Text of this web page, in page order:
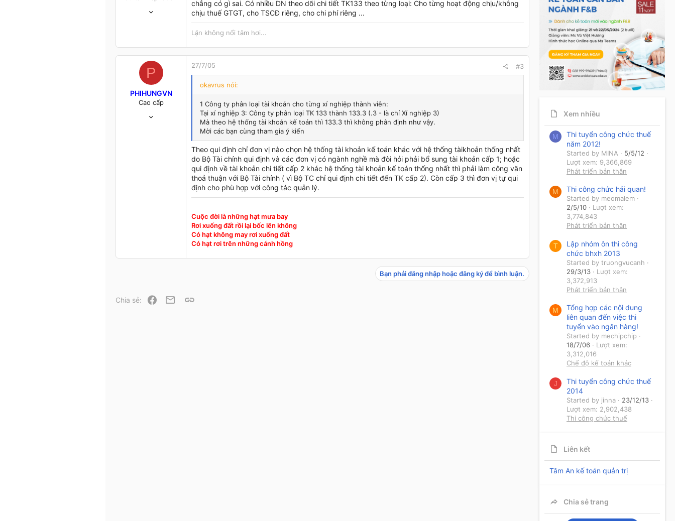
Goooogle
chẳng có gì sai. Có nhiều DN theo dõi chi tiết TK133 theo từng loại: Cho từng hoạt động chịu/không
chịu thuế GTGT, cho TSCĐ riêng, cho chi phí riêng ...
Lặn không nổi tăm hơi...
P
PHIHUNGVN
Cao cấp
27/7/05 #3
okavrus nói:
1 Công ty phân loại tài khoản cho từng xí nghiệp thành viên:
Tại xí nghiệp 3: Công ty phân loại TK 133 thành 133.3 (.3 - là chỉ Xí nghiệp 3)
Mà theo hệ thống tài khoản kế toán thì 133.3 thì không phân định như vậy.
Mời các bạn cùng tham gia ý kiến
Theo qui định chỉ đơn vị nào chọn hệ thống tài khoản kế toán khác với hệ thống tàikhoản thống nhất
do Bộ Tài chính qui định và các đơn vị có ngành nghề mà đòi hỏi phải bổ sung tài khoản cấp 1; hoặc
qui định về tài khoản chi tiết cấp 2 khác hệ thống tài khoản kế toán thống nhất thì phải làm công văn
thoả thuận với Bộ Tài chính ( vì Bộ TC chỉ qui định chi tiết đến TK cấp 2). Còn cấp 3 thì đơn vị tự qui
định cho phù hợp với công tác quản lý.
Cuộc đời là những hạt mưa bay
Rơi xuống đất rồi lại bốc lên không
Có hạt không may rơi xuống đất
Có hạt rơi trên những cánh hồng
Bạn phải đăng nhập hoặc đăng ký để bình luận.
Chia sẻ: Facebook
Email Link
Xem nhiều
M
Thi tuyển công chức thuế
năm 2012!
Started by MINA
5/5/12
Lượt xem: 9,366,869
Phát triển bản thân
M Thi công chức hải quan!
Started by meomalem
2/5/10
Lượt xem:
3,774,843
Phát triển bản thân
T
Lập nhóm ôn thi công
chức bhxh 2013
Started by truongvucanh
29/3/13
Lượt xem:
3,372,913
Phát triển bản thân
M
Tổng hợp các nội dung
liên quan đến việc thi
tuyển vào ngân hàng!
Started by mechipchip
18/7/06
Lượt xem:
3,312,016
Chế độ kế toán khác
J
Thi tuyển công chức thuế
2014
Started by jinna
23/12/13
Lượt xem: 2,902,438
Thi công chức thuế
Liên kết
Tâm An kế toán quản trị
Chia sẻ trang